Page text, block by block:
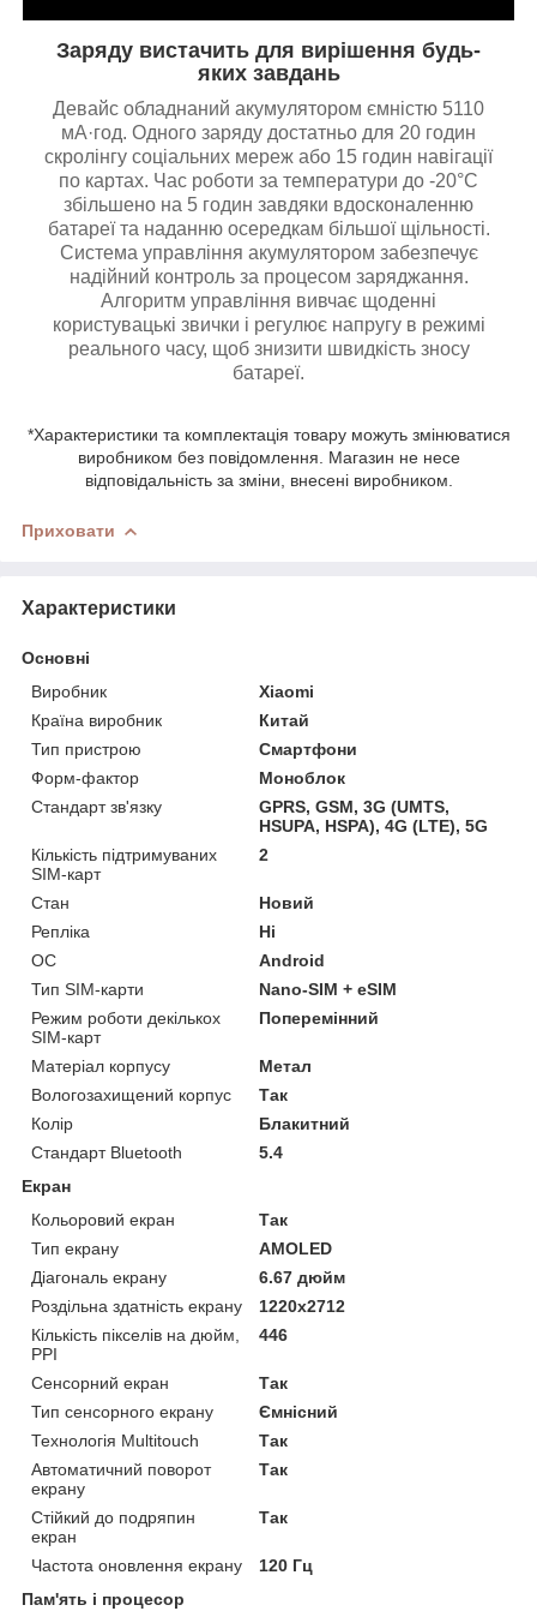
Заряду вистачить для вирішення будь-
яких завдань
Девайс обладнаний акумулятором ємністю 5110
мА·год. Одного заряду достатньо для 20 годин
скролінгу соціальних мереж або 15 годин навігації
по картах. Час роботи за температури до -20°C
збільшено на 5 годин завдяки вдосконаленню
батареї та наданню осередкам більшої щільності.
Система управління акумулятором забезпечує
надійний контроль за процесом заряджання.
Алгоритм управління вивчає щоденні
користувацькі звички і регулює напругу в режимі
реального часу, щоб знизити швидкість зносу
батареї.
*Характеристики та комплектація товару можуть змінюватися
виробником без повідомлення. Магазин не несе
відповідальність за зміни, внесені виробником.
Приховати
Характеристики
Основні
Виробник
Xiaomi
Країна виробник
Китай
Тип пристрою
Смартфони
Форм-фактор
Моноблок
Стандарт зв'язку
GPRS, GSM, 3G (UMTS,
HSUPA, HSPA), 4G (LTE), 5G
Кількість підтримуваних
SIM-карт
2
Стан
Новий
Репліка
Ні
ОС
Android
Тип SIM-карти
Nano-SIM + eSIM
Режим роботи декількох
SIM-карт
Поперемінний
Матеріал корпусу
Метал
Вологозахищений корпус
Так
Колір
Блакитний
Стандарт Bluetooth
5.4
Екран
Кольоровий екран
Так
Тип екрану
AMOLED
Діагональ екрану
6.67 дюйм
Роздільна здатність екрану
1220x2712
Кількість пікселів на дюйм,
PPI
446
Сенсорний екран
Так
Тип сенсорного екрану
Ємнісний
Технологія Multitouch
Так
Автоматичний поворот
екрану
Так
Стійкий до подряпин
екран
Так
Частота оновлення екрану
120 Гц
Пам'ять і процесор